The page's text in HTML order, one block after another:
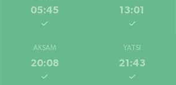
05:45 13:01
AKŞAM
20:08
YATSI
21:43